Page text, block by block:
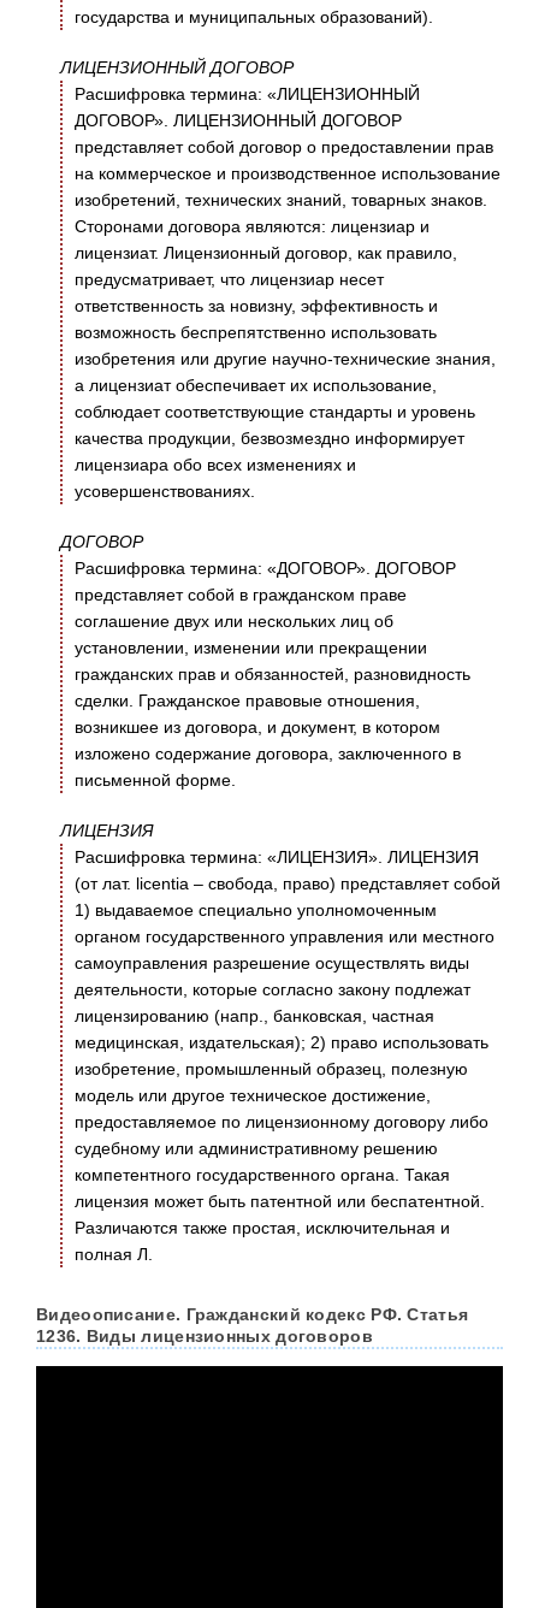
государства и муниципальных образований).
ЛИЦЕНЗИОННЫЙ ДОГОВОР
Расшифровка термина: «ЛИЦЕНЗИОННЫЙ
ДОГОВОР». ЛИЦЕНЗИОННЫЙ ДОГОВОР
представляет собой договор о предоставлении прав
на коммерческое и производственное использование
изобретений, технических знаний, товарных знаков.
Сторонами договора являются: лицензиар и
лицензиат. Лицензионный договор, как правило,
предусматривает, что лицензиар несет
ответственность за новизну, эффективность и
возможность беспрепятственно использовать
изобретения или другие научно-технические знания,
а лицензиат обеспечивает их использование,
соблюдает соответствующие стандарты и уровень
качества продукции, безвозмездно информирует
лицензиара обо всех изменениях и
усовершенствованиях.
ДОГОВОР
Расшифровка термина: «ДОГОВОР». ДОГОВОР
представляет собой в гражданском праве
соглашение двух или нескольких лиц об
установлении, изменении или прекращении
гражданских прав и обязанностей, разновидность
сделки. Гражданское правовые отношения,
возникшее из договора, и документ, в котором
изложено содержание договора, заключенного в
письменной форме.
ЛИЦЕНЗИЯ
Расшифровка термина: «ЛИЦЕНЗИЯ». ЛИЦЕНЗИЯ
(от лат. licentia – свобода, право) представляет собой
1) выдаваемое специально уполномоченным
органом государственного управления или местного
самоуправления разрешение осуществлять виды
деятельности, которые согласно закону подлежат
лицензированию (напр., банковская, частная
медицинская, издательская); 2) право использовать
изобретение, промышленный образец, полезную
модель или другое техническое достижение,
предоставляемое по лицензионному договору либо
судебному или административному решению
компетентного государственного органа. Такая
лицензия может быть патентной или беспатентной.
Различаются также простая, исключительная и
полная Л.
Видеоописание. Гражданский кодекс РФ. Статья
1236. Виды лицензионных договоров